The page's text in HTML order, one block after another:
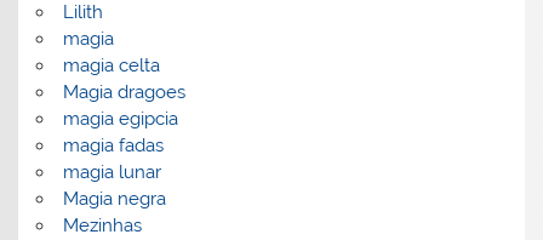
Lilith
magia
magia celta
Magia dragoes
magia egipcia
magia fadas
magia lunar
Magia negra
Mezinhas